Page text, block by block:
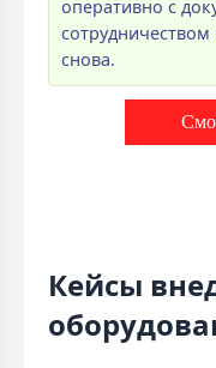
оперативно с
снова.
Кейсы